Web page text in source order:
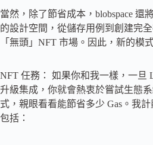
當然，除了節省成本，blobspace 還
的設計空間，從儲存用例到創建完
「無頭」NFT 市場。因此，新的模
NFT 任務： 如果你和我一樣，一旦
升級集成，你就會熱衷於嘗試生態
式，親眼看看能節省多少 Gas。我
包括：